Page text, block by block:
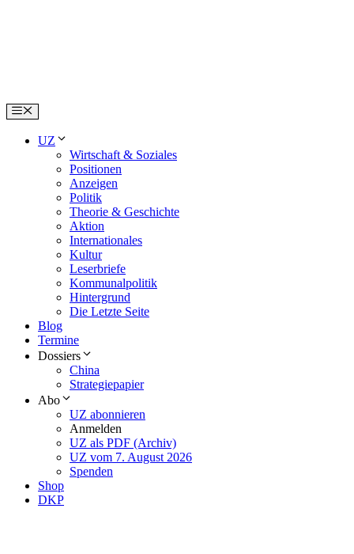
Menu
UZ
Wirtschaft & Soziales
Positionen
Anzeigen
Politik
Theorie & Geschichte
Aktion
Internationales
Kultur
Leserbriefe
Kommunalpolitik
Hintergrund
Die Letzte Seite
Blog
Termine
Dossiers
China
Strategiepapier
Abo
UZ abonnieren
Anmelden
UZ als PDF (Archiv)
UZ vom 7. August 2026
Spenden
Shop
DKP